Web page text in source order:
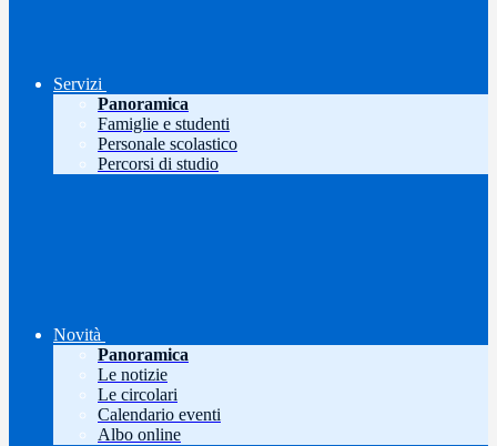
Servizi
Panoramica
Famiglie e studenti
Personale scolastico
Percorsi di studio
Novità
Panoramica
Le notizie
Le circolari
Calendario eventi
Albo online